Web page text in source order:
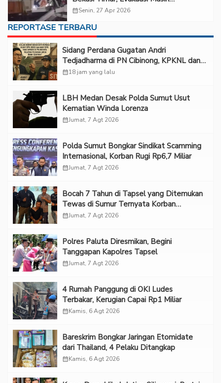
Berlangsung
calendar_monthSenin, 27 Apr 2026
REPORTASE TERBARU
Sidang Perdana Gugatan Andri
Tedjadharma di PN Cibinong, KPKNL dan
PUPN Mangkir
calendar_month18 jam yang lalu
LBH Medan Desak Polda Sumut Usut
Kematian Winda Lorenza
calendar_monthJumat, 7 Agt 2026
Polda Sumut Bongkar Sindikat Scamming
Internasional, Korban Rugi Rp6,7 Miliar
calendar_monthJumat, 7 Agt 2026
Bocah 7 Tahun di Tapsel yang Ditemukan
Tewas di Sumur Ternyata Korban
Kekerasan Seksual
calendar_monthJumat, 7 Agt 2026
Polres Paluta Diresmikan, Begini
Tanggapan Kapolres Tapsel
calendar_monthJumat, 7 Agt 2026
‎4 Rumah Panggung di OKI Ludes
Terbakar, Kerugian Capai Rp1 Miliar
calendar_monthKamis, 6 Agt 2026
Bareskrim Bongkar Jaringan Etomidate
dari Thailand, 4 Pelaku Ditangkap
calendar_monthKamis, 6 Agt 2026